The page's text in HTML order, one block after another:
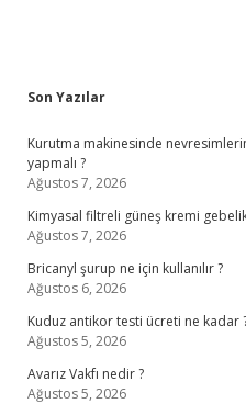
Sidebar
Son Yazılar
Kurutma makinesinde
yapmalı ?
Ağustos 7, 2026
Kimyasal filtreli güneş kremi
Ağustos 7, 2026
Bricanyl şurup ne için kullanılır ?
Ağustos 6, 2026
Kuduz antikor testi ücreti ne kadar
Ağustos 5, 2026
Avarız Vakfı nedir ?
Ağustos 5, 2026
vdcasino güncel giriş